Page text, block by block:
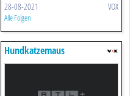
28-08-2021 VOX
Alle Folgen
Hundkatzemaus